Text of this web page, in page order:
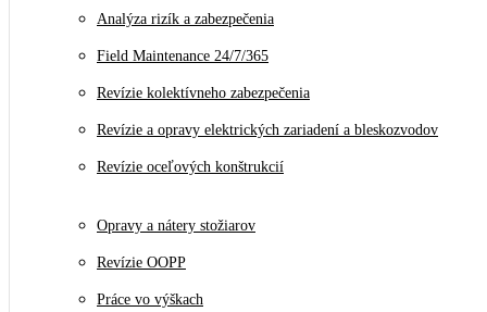
Analýza rizík a zabezpečenia
Field Maintenance 24/7/365
Revízie kolektívneho zabezpečenia
Revízie a opravy elektrických zariadení a bleskozvodov
Revízie oceľových konštrukcií
Opravy a nátery stožiarov
Revízie OOPP
Práce vo výškach